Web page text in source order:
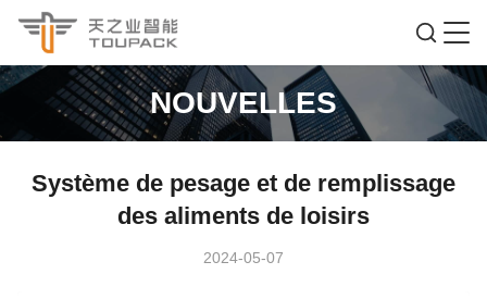
NOUVELLES
Système de pesage et de remplissage
des aliments de loisirs
2024-05-07